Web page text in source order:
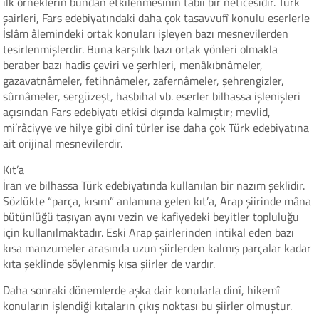
şairleri, Fars edebiyatındaki daha çok tasavvufî konulu eserlerle
İslâm âlemindeki ortak konuları işleyen bazı mesnevilerden
tesirlenmişlerdir. Buna karşılık bazı ortak yönleri olmakla
beraber bazı hadis çeviri ve şerhleri, menâkıbnâmeler,
gazavatnâmeler, fetihnâmeler, zafernâmeler, şehrengizler,
sûrnâmeler, sergüzeşt, hasbihal vb. eserler bilhassa işlenişleri
açısından Fars edebiyatı etkisi dışında kalmıştır; mevlid,
mi’râciyye ve hilye gibi dinî türler ise daha çok Türk edebiyatına
ait orijinal mesnevilerdir.
Kıt’a
İran ve bilhassa Türk edebiyatında kullanılan bir nazım şeklidir.
Sözlükte “parça, kısım” anlamına gelen kıt’a, Arap şiirinde mâna
bütünlüğü taşıyan aynı vezin ve kafiyedeki beyitler topluluğu
için kullanılmaktadır. Eski Arap şairlerinden intikal eden bazı
kısa manzumeler arasında uzun şiirlerden kalmış parçalar kadar
kıta şeklinde söylenmiş kısa şiirler de vardır.
Daha sonraki dönemlerde aşka dair konularla dinî, hikemî
konuların işlendiği kıtaların çıkış noktası bu şiirler olmuştur.